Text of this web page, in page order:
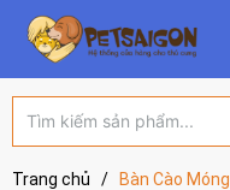
Trang chủ / Bàn Cào Móng